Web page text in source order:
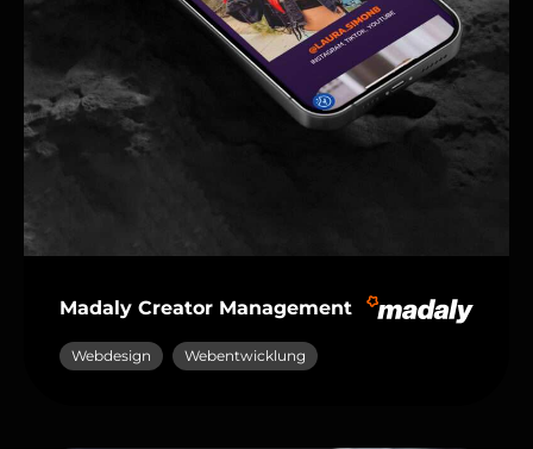
Madaly Creator Management
Webdesign Webentwicklung